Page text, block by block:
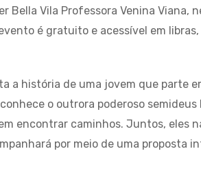
Bella Vila Professora Venina Viana,
é gratuito e acessível em
a história de uma jovem que parte
o outrora poderoso
encontrar caminhos. Juntos, eles
por meio de uma proposta